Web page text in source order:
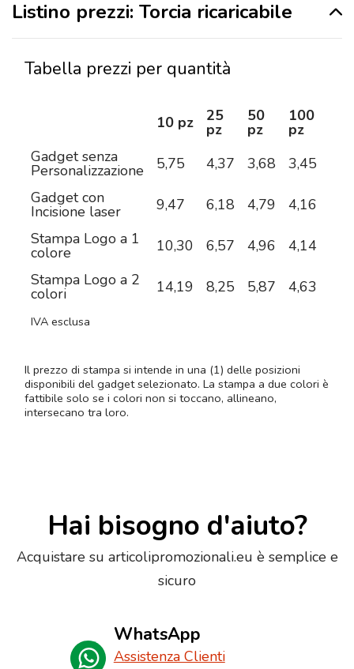
Listino prezzi: Torcia ricaricabile
Tabella prezzi per quantità
10 pz 25
pz
50
pz
100
pz
Gadget senza
Personalizzazione 5,75 4,37 3,68 3,45
Gadget con
Incisione laser 9,47 6,18 4,79 4,16
Stampa Logo a 1
colore 10,30 6,57 4,96 4,14
Stampa Logo a 2
colori 14,19 8,25 5,87 4,63
IVA esclusa
Il prezzo di stampa si intende in una (1) delle posizioni
disponibili del gadget selezionato. La stampa a due colori è
fattibile solo se i colori non si toccano, allineano,
intersecano tra loro.
Hai bisogno d'aiuto?
Acquistare su articolipromozionali.eu è semplice e
sicuro
WhatsApp
Assistenza Clienti